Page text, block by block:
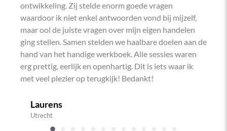
ontwikkeling. Zij stelde enorm goede vragen
waardoor ik niet enkel antwoorden vond bij mijzelf,
maar ool de juiste vragen over mijn eigen handelen
ging stellen. Samen stelden we haalbare doelen aan de
hand van het handige werkboek. Alle sessies waren
erg prettig, eerlijk en openhartig. Dit is iets waar ik
met veel plezier op terugkijk! Bedankt!
Laurens
Utrecht